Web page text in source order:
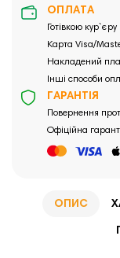
ОПЛАТА
Готівкою кур`єру
Карта Visa/
Накладений
Інші способи
ГАРАНТІЯ
Повернення
Офіційна
ОПИС